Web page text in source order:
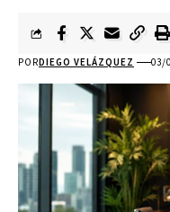
PORDIEGO VELÁZQUEZ 03/